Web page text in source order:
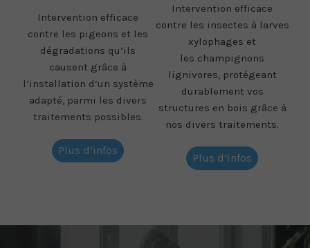
Intervention efficace
contre les pigeons et les
dégradations qu’ils
causent grâce à
l’installation d’un système
adapté, parmi les divers
traitements possibles.
Plus d’infos
Intervention efficace
contre les insectes à larves
xylophages et
les champignons
lignivores, protégeant
durablement vos
structures en bois grâce à
nos divers traitements.
Plus d’infos